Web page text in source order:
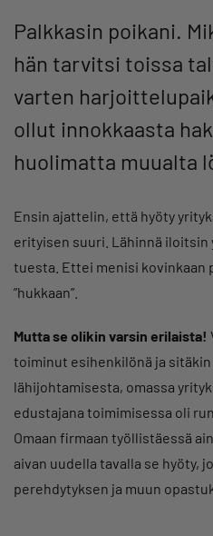
Palkkasin poikani.
hän tarvitsi toissa
varten
ollut innokkaasta
huolimatta muualta
Ensin ajattelin, että hyöty
erityisen suuri. Lähinnä iloitsin
tuesta. Ettei menisi kovinkaan
”hukkaan”.
Mutta se olikin varsin erilaista!
toiminut esihenkilönä ja
lähijohtamisesta, omassa
edustajana toimimisessa oli
Omaan firmaan työllistäessä
aivan uudella tavalla se hyöty,
perehdytyksen ja muun